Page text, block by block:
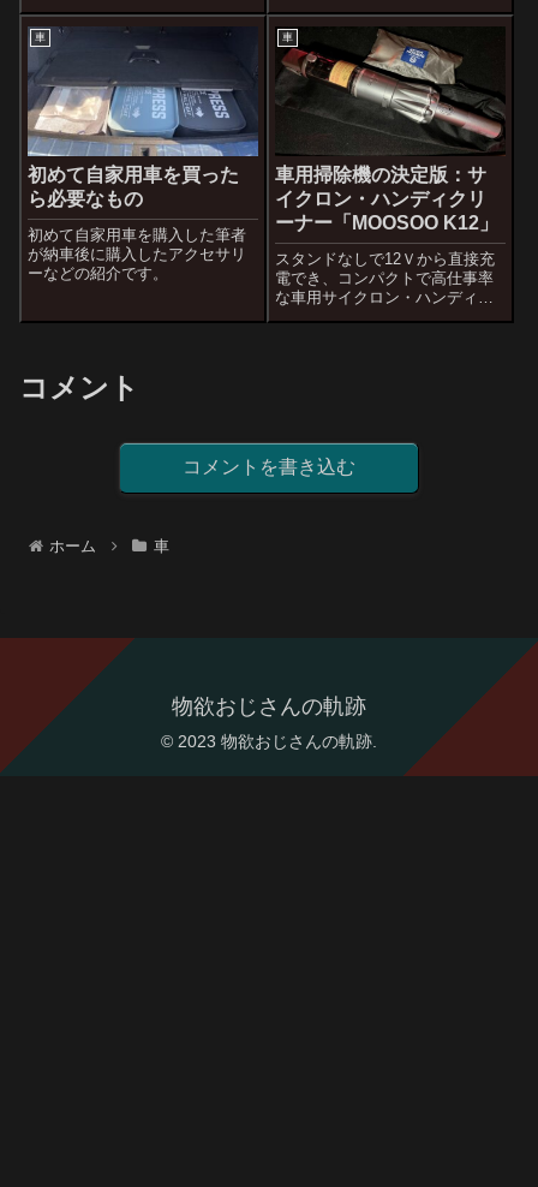
車
初めて自家用車を買った
ら必要なもの
初めて自家用車を購入した筆者
が納車後に購入したアクセサリ
ーなどの紹介です。
車
車用掃除機の決定版：サ
イクロン・ハンディクリ
ーナー「MOOSOO K12」
スタンドなしで12Ｖから直接充
電でき、コンパクトで高仕事率
な車用サイクロン・ハンディク
リーナー「MOOSOO K12」のレ
コメント
コメントを書き込む
ホーム 車
物欲おじさんの軌跡
© 2023 物欲おじさんの軌跡.